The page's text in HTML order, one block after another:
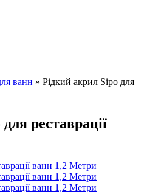
ванн » Рідкий акрил Sipo для
реставрації